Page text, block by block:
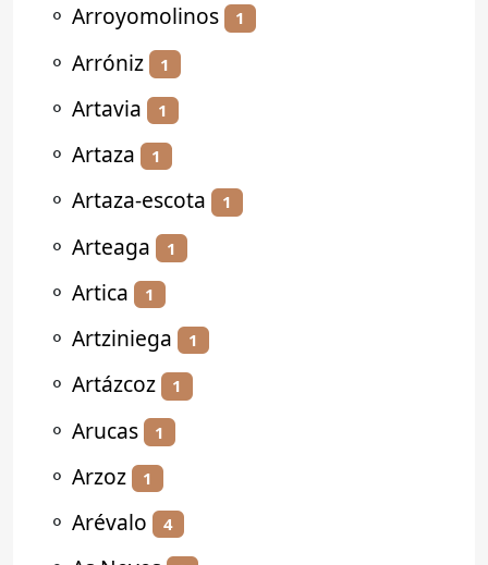
⚬ Arroyomolinos 1
⚬ Arróniz 1
⚬ Artavia 1
⚬ Artaza 1
⚬ Artaza-escota 1
⚬ Arteaga 1
⚬ Artica 1
⚬ Artziniega 1
⚬ Artázcoz 1
⚬ Arucas 1
⚬ Arzoz 1
⚬ Arévalo 4